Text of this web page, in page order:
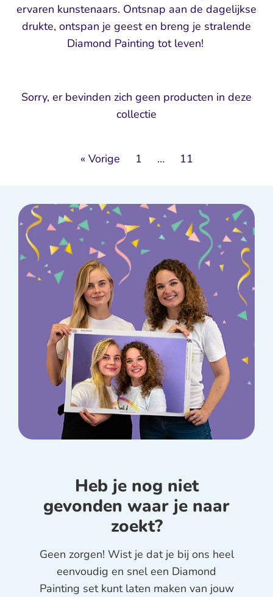
ervaren kunstenaars. Ontsnap aan de dagelijkse
drukte, ontspan je geest en breng je stralende
Diamond Painting tot leven!
Sorry, er bevinden zich geen producten in deze
collectie
« Vorige 1 … 11
Heb je nog niet
gevonden waar je naar
zoekt?
Geen zorgen! Wist je dat je bij ons heel
eenvoudig en snel een Diamond
Painting set kunt laten maken van jouw